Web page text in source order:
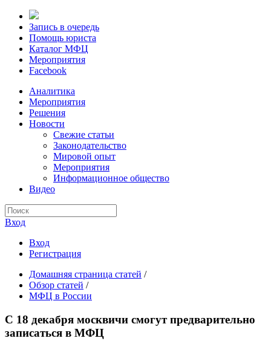
Запись в очередь
Помощь юриста
Каталог МФЦ
Мероприятия
Facebook
Аналитика
Мероприятия
Решения
Новости
Свежие статьи
Законодательство
Мировой опыт
Мероприятия
Информационное общество
Видео
Вход
Вход
Регистрация
Домашняя страница статей /
Обзор статей /
МФЦ в России
С 18 декабря москвичи смогут предварительно
записаться в МФЦ